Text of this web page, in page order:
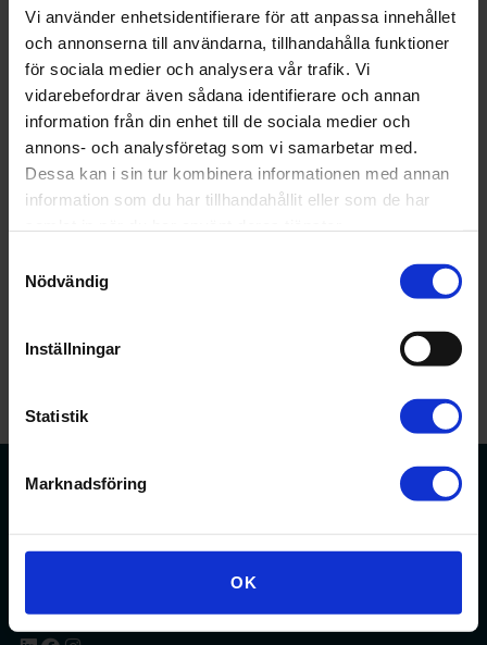
Vi använder enhetsidentifierare för att anpassa innehållet
och annonserna till användarna, tillhandahålla funktioner
för sociala medier och analysera vår trafik. Vi
vidarebefordrar även sådana identifierare och annan
information från din enhet till de sociala medier och
annons- och analysföretag som vi samarbetar med.
Dessa kan i sin tur kombinera informationen med annan
information som du har tillhandahållit eller som de har
Nödvändig
Inställningar
Statistik
Marknadsföring
OK
Kontakt med medlemsregistret
Min sida – alltid öppet
Om du har bytt jobb, vill se eller ändra dina kontakt- och
medlemsuppgifter loggar du in på "Min sida" och ändrar det
enkelt själv.
Till ”Min sida”
Fler kontaktvägar
Bli medlem